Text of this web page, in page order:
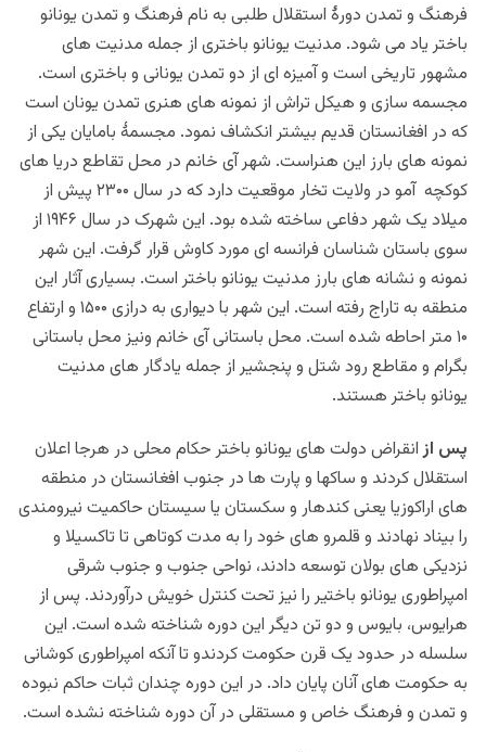
فرهنگ و تمدن دورۀ استقلال طلبی به نام فرهنگ و تمدن یونانو
باختر یاد می شود. مدنیت یونانو باختری از جمله مدنیت های
مشهور تاریخی است و آمیزه ای از دو تمدن یونانی و باختری است.
مجسمه سازی و هیکل تراش از نمونه های هنری تمدن یونان است
که در افغانستان قدیم بیشتر انکشاف نمود. مجسمۀ بامایان یکی از
نمونه های بارز این هنراست. شهر آی خانم در محل تقاطع دریا های
کوکچه آمو در ولایت تخار موقعیت دارد که در سال ۲۳۰۰ پیش از
میلاد یک شهر دفاعی ساخته شده بود. این شهرک در سال ۱۹۴۶ از
سوی باستان شناسان فرانسه ای مورد کاوش قرار گرفت. این شهر
نمونه و نشانه های بارز مدنیت یونانو باختر است. بسیاری آثار این
منطقه به تاراج رفته است. این شهر با دیواری به درازی ۱۵۰۰ و ارتفاع
۱۰ متر احاطه شده است. محل باستانی آی خانم ونیز محل باستانی
بگرام و مقاطع رود شتل و پنجشیر از جمله یادگار های مدنیت
یونانو باختر هستند.
پس از انقراض دولت های یونانو باختر حکام محلی در هرجا اعلان
استقلال کردند و ساکها و پارت ها در جنوب افغانستان در منطقه
های اراکوزیا یعنی کندهار و سکستان یا سیستان حاکمیت نیرومندی
را بیناد نهادند و قلمرو های خود را به مدت کوتاهی تا تاکسیلا و
نزدیکی های بولان توسعه دادند، نواحی جنوب و جنوب شرقی
امپراطوری یونانو باختیر را نیز تحت کنترل خویش درآوردند. پس از
هرایوس، بایوس و دو تن دیگر این دوره شناخته شده است. این
سلسله در حدود یک قرن حکومت کردندو تا آنکه امپراطوری کوشانی
به حکومت های آنان پایان داد. در این دوره چندان ثبات حاکم نبوده
و تمدن و فرهنگ خاص و مستقلی در آن دوره شناخته نشده است.